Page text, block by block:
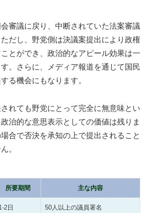
審議に戻り、中断されていた法案審議
だし、野党側は決議案提出により政権
とができ、政治的なアピール効果は一
。さらに、メディア報道を通じて国民
る機会にもなります。
れても野党にとって完全に無意味とい
治的な意思表示としての価値は残りま
合で否決を承知の上で提出されること
。
所要期間 主な内容
2日 50人以上の議員署名